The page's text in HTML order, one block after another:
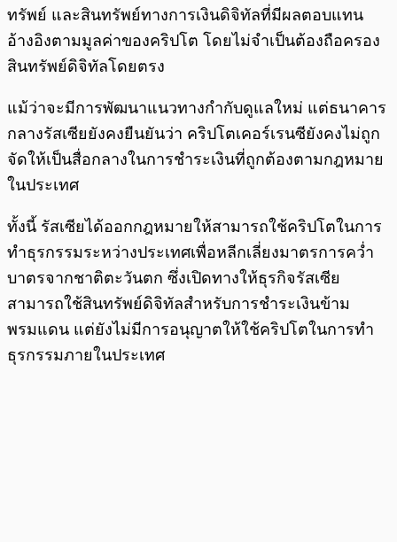
ทรัพย์ และสินทรัพย์ทางการเงินดิจิทัลที่มีผลตอบแทน
อ้างอิงตามมูลค่าของคริปโต โดยไม่จำเป็นต้องถือครอง
สินทรัพย์ดิจิทัลโดยตรง
แม้ว่าจะมีการพัฒนาแนวทางกำกับดูแลใหม่ แต่ธนาคาร
กลางรัสเซียยังคงยืนยันว่า คริปโตเคอร์เรนซียังคงไม่ถูก
จัดให้เป็นสื่อกลางในการชำระเงินที่ถูกต้องตามกฎหมาย
ในประเทศ
ทั้งนี้ รัสเซียได้ออกกฎหมายให้สามารถใช้คริปโตในการ
ทำธุรกรรมระหว่างประเทศเพื่อหลีกเลี่ยงมาตรการคว่ำ
บาตรจากชาติตะวันตก ซึ่งเปิดทางให้ธุรกิจรัสเซีย
สามารถใช้สินทรัพย์ดิจิทัลสำหรับการชำระเงินข้าม
พรมแดน แต่ยังไม่มีการอนุญาตให้ใช้คริปโตในการทำ
ธุรกรรมภายในประเทศ